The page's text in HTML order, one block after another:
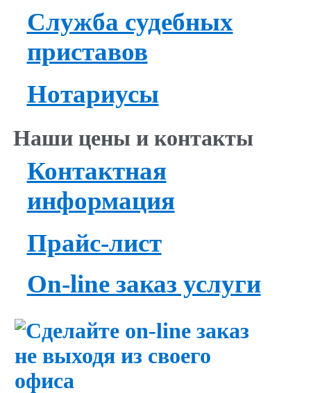
Служба судебных
приставов
Нотариусы
Наши цены и контакты
Контактная
информация
Прайс-лист
On-line заказ услуги